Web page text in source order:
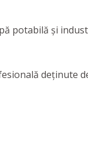
potabilă și
deținute